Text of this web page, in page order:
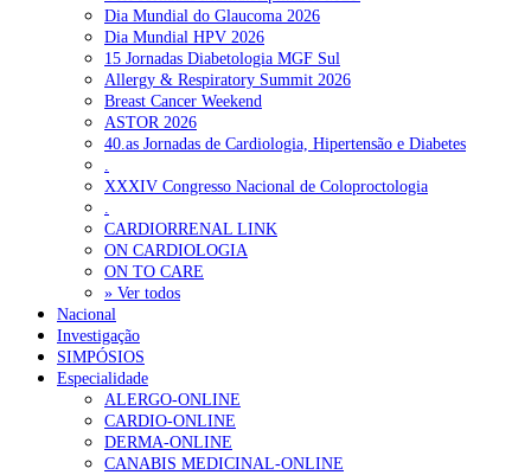
Dia Mundial do Glaucoma 2026
Dia Mundial HPV 2026
15 Jornadas Diabetologia MGF Sul
Allergy & Respiratory Summit 2026
Breast Cancer Weekend
ASTOR 2026
40.as Jornadas de Cardiologia, Hipertensão e Diabetes
.
XXXIV Congresso Nacional de Coloproctologia
.
CARDIORRENAL LINK
ON CARDIOLOGIA
ON TO CARE
» Ver todos
Nacional
Investigação
SIMPÓSIOS
Especialidade
ALERGO-ONLINE
CARDIO-ONLINE
DERMA-ONLINE
CANABIS MEDICINAL-ONLINE